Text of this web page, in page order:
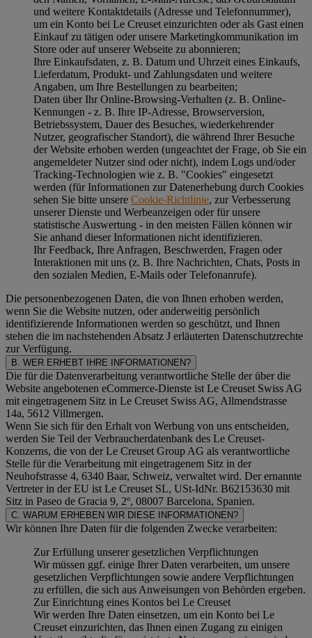
und weitere Kontaktdetails (Adresse und Telefonnummer),
um ein Konto bei Le Creuset einzurichten oder als Gast einen
Einkauf zu tätigen oder unsere Marketingkommunikation im
Store oder auf unserer Webseite zu abonnieren;
Ihre Einkaufsdaten, z. B. Datum und Uhrzeit eines Einkaufs,
Lieferdatum, Produkt- und Zahlungsdaten und weitere
Angaben, um Ihre Bestellungen zu bearbeiten;
Daten über Ihr Online-Browsing-Verhalten (z. B. Online-
Kennungen - z. B. Ihre IP-Adresse, Browserversion,
Betriebssystem, Dauer des Besuches, wiederkehrender
Nutzer, geografischer Standort), die während Ihrer Besuche
der Website erhoben werden (ungeachtet der Frage, ob Sie ein
angemeldeter Nutzer sind oder nicht), indem Logs und/oder
Tracking-Technologien wie z. B. "Cookies" eingesetzt
werden (für Informationen zur Datenerhebung durch Cookies
sehen Sie bitte unsere Cookie-Richtlinie, zur Verbesserung
unserer Dienste und Werbeanzeigen oder für unsere
statistische Auswertung - in den meisten Fällen können wir
Sie anhand dieser Informationen nicht identifizieren.
Ihr Feedback, Ihre Anfragen, Beschwerden, Fragen oder
Interaktionen mit uns (z. B. Ihre Nachrichten, Chats, Posts in
den sozialen Medien, E-Mails oder Telefonanrufe).
Die personenbezogenen Daten, die von Ihnen erhoben werden,
wenn Sie die Website nutzen, oder anderweitig persönlich
identifizierende Informationen werden so geschützt, und Ihnen
stehen die im nachstehenden Absatz J erläuterten Datenschutzrechte
zur Verfügung.
B. WER ERHEBT IHRE INFORMATIONEN?
Die für die Datenverarbeitung verantwortliche Stelle der über die
Website angebotenen eCommerce-Dienste ist Le Creuset Swiss AG
mit eingetragenem Sitz in Le Creuset Swiss AG, Allmendstrasse
14a, 5612 Villmergen.
Wenn Sie sich für den Erhalt von Werbung von uns entscheiden,
werden Sie Teil der Verbraucherdatenbank des Le Creuset-
Konzerns, die von der Le Creuset Group AG als verantwortliche
Stelle für die Verarbeitung mit eingetragenem Sitz in der
Neuhofstrasse 4, 6340 Baar, Schweiz, verwaltet wird. Der ernannte
Vertreter in der EU ist Le Creuset SL, USt-IdNr. B62153630 mit
Sitz in Paseo de Gracia 9, 2º, 08007 Barcelona, Spanien.
C. WARUM ERHEBEN WIR DIESE INFORMATIONEN?
Wir können Ihre Daten für die folgenden Zwecke verarbeiten:
Zur Erfüllung unserer gesetzlichen Verpflichtungen
Wir müssen ggf. einige Ihrer Daten verarbeiten, um unsere
gesetzlichen Verpflichtungen sowie andere Verpflichtungen
zu erfüllen, die sich aus Anweisungen von Behörden ergeben.
Zur Einrichtung eines Kontos bei Le Creuset
Wir werden Ihre Daten einsetzen, um ein Konto bei Le
Creuset einzurichten, das Ihnen einen Zugang zu einigen